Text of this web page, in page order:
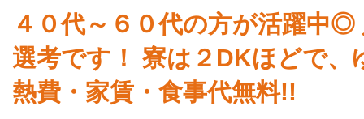
４０代～６０代の方が活躍中◎
選考です！ 寮は２DKほどで、
熱費・家賃・食事代無料!!